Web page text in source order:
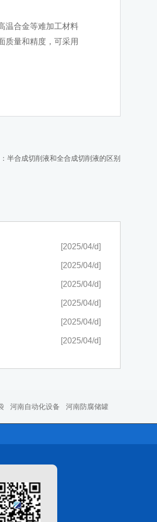
温合金等难加工材料
质量和精度，可采用
半合成切削液和全合成切削液的区别
[2025/04/d]
[2025/04/d]
[2025/04/d]
[2025/04/d]
[2025/04/d]
[2025/04/d]
河南自动化设备 河南防腐储罐